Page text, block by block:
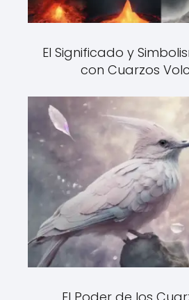
El Significado y
con Cuarzos